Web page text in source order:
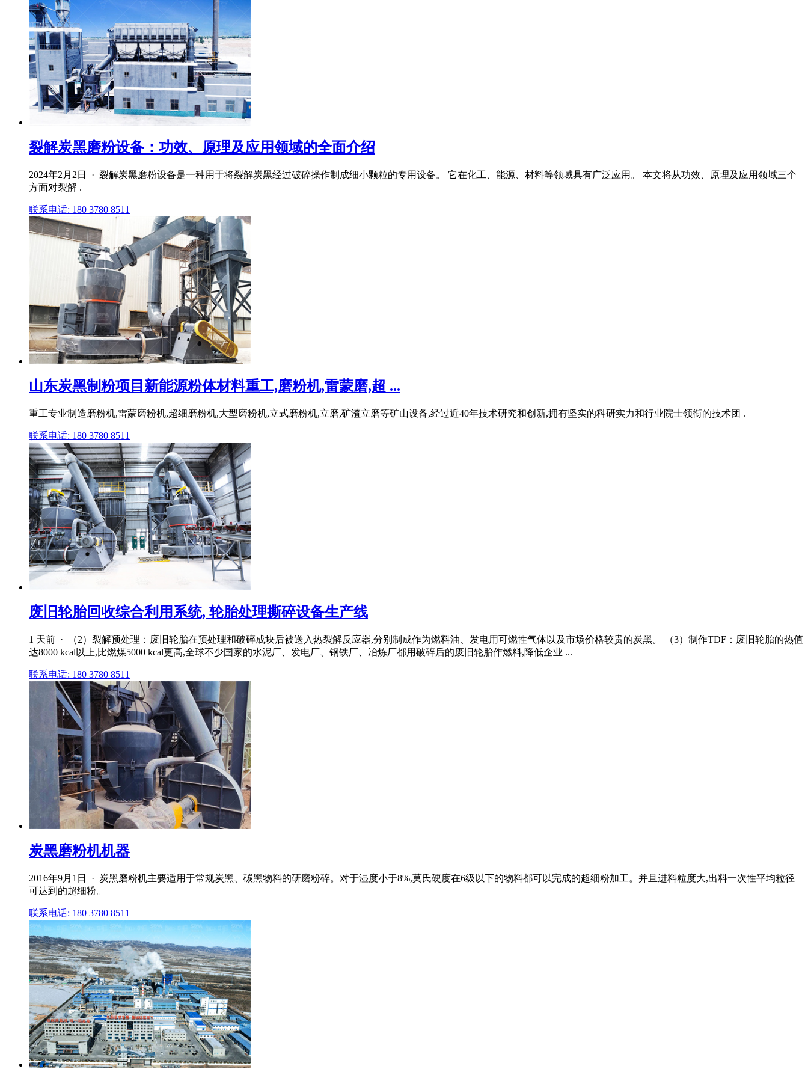
裂解炭黑磨粉设备：功效、原理及应用领域的全面介绍
2024年2月2日 · 裂解炭黑磨粉设备是一种用于将裂解炭黑经过破碎操作制成细小颗粒的专用设备。 它在化工、能源、材料等领域具有广泛应用。 本文将从功效、原理及应用领域三个
方面对裂解 .
联系电话: 180 3780 8511
山东炭黑制粉项目新能源粉体材料重工,磨粉机,雷蒙磨,超 ...
重工专业制造磨粉机,雷蒙磨粉机,超细磨粉机,大型磨粉机,立式磨粉机,立磨,矿渣立磨等矿山设备,经过近40年技术研究和创新,拥有坚实的科研实力和行业院士领衔的技术团 .
联系电话: 180 3780 8511
废旧轮胎回收综合利用系统, 轮胎处理撕碎设备生产线
1 天前 · （2）裂解预处理：废旧轮胎在预处理和破碎成块后被送入热裂解反应器,分别制成作为燃料油、发电用可燃性气体以及市场价格较贵的炭黑。 （3）制作TDF：废旧轮胎的热值
达8000 kcal以上,比燃煤5000 kcal更高,全球不少国家的水泥厂、发电厂、钢铁厂、冶炼厂都用破碎后的废旧轮胎作燃料,降低企业 ...
联系电话: 180 3780 8511
炭黑磨粉机机器
2016年9月1日 · 炭黑磨粉机主要适用于常规炭黑、碳黑物料的研磨粉碎。对于湿度小于8%,莫氏硬度在6级以下的物料都可以完成的超细粉加工。并且进料粒度大,出料一次性平均粒径
可达到的超细粉。
联系电话: 180 3780 8511